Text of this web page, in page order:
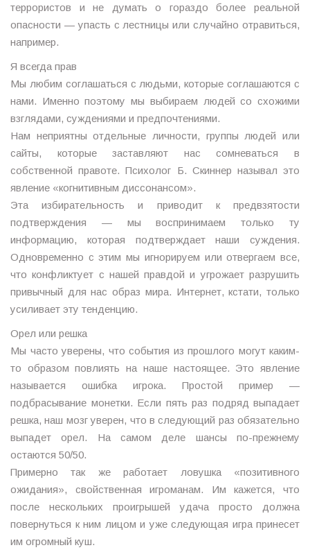
террористов и не думать о гораздо более реальной
опасности — упасть с лестницы или случайно отравиться,
например.
Я всегда прав
Мы любим соглашаться с людьми, которые соглашаются с
нами. Именно поэтому мы выбираем людей со схожими
взглядами, суждениями и предпочтениями.
Нам неприятны отдельные личности, группы людей или
сайты, которые заставляют нас сомневаться в
собственной правоте. Психолог Б. Скиннер называл это
явление «когнитивным диссонансом».
Эта избирательность и приводит к предвзятости
подтверждения — мы воспринимаем только ту
информацию, которая подтверждает наши суждения.
Одновременно с этим мы игнорируем или отвергаем все,
что конфликтует с нашей правдой и угрожает разрушить
привычный для нас образ мира. Интернет, кстати, только
усиливает эту тенденцию.
Орел или решка
Мы часто уверены, что события из прошлого могут каким-
то образом повлиять на наше настоящее. Это явление
называется ошибка игрока. Простой пример —
подбрасывание монетки. Если пять раз подряд выпадает
решка, наш мозг уверен, что в следующий раз обязательно
выпадет орел. На самом деле шансы по-прежнему
остаются 50/50.
Примерно так же работает ловушка «позитивного
ожидания», свойственная игроманам. Им кажется, что
после нескольких проигрышей удача просто должна
повернуться к ним лицом и уже следующая игра принесет
им огромный куш.